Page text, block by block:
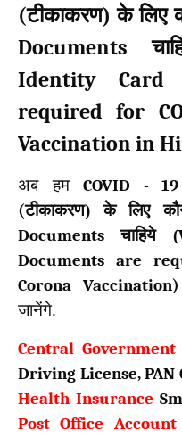
(टीकाकरण) के लिए
Documents
Identity Card
required for
Vaccination in
अब हम COVID -
(टीकाकरण) के लिए
Documentsचाहिये (
Documents are
Corona
जानेंगे.
Central Government
Driving License, PAN
Health Insurance
Post Office Account